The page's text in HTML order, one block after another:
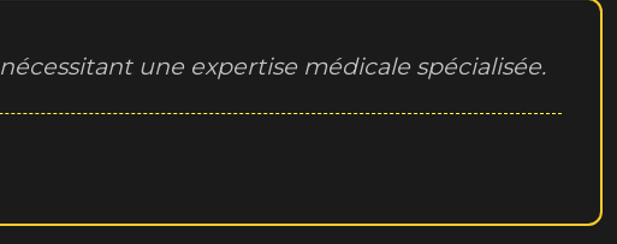
une expertise médicale spécialisée.